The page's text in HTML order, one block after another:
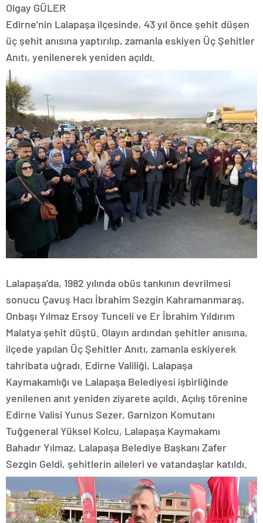
Olgay GÜLER
Edirne’nin Lalapaşa ilçesinde, 43 yıl önce şehit düşen
üç şehit anısına yaptırılıp, zamanla eskiyen Üç Şehitler
Anıtı, yenilenerek yeniden açıldı.
Lalapaşa’da, 1982 yılında obüs tankının devrilmesi
sonucu Çavuş Hacı İbrahim Sezgin Kahramanmaraş,
Onbaşı Yılmaz Ersoy Tunceli ve Er İbrahim Yıldırım
Malatya şehit düştü. Olayın ardından şehitler anısına,
ilçede yapılan Üç Şehitler Anıtı, zamanla eskiyerek
tahribata uğradı. Edirne Valiliği, Lalapaşa
Kaymakamlığı ve Lalapaşa Belediyesi işbirliğinde
yenilenen anıt yeniden ziyarete açıldı. Açılış törenine
Edirne Valisi Yunus Sezer, Garnizon Komutanı
Tuğgeneral Yüksel Kolcu, Lalapaşa Kaymakamı
Bahadır Yılmaz, Lalapaşa Belediye Başkanı Zafer
Sezgin Geldi, şehitlerin aileleri ve vatandaşlar katıldı.